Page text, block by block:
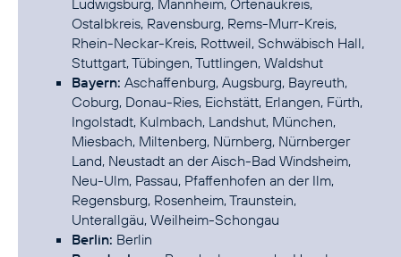
Ludwigsburg, Mannheim, Ortenaukreis,
Ostalbkreis, Ravensburg, Rems-Murr-Kreis,
Rhein-Neckar-Kreis, Rottweil, Schwäbisch Hall,
Stuttgart, Tübingen, Tuttlingen, Waldshut
Bayern: Aschaffenburg, Augsburg, Bayreuth,
Coburg, Donau-Ries, Eichstätt, Erlangen, Fürth,
Ingolstadt, Kulmbach, Landshut, München,
Miesbach, Miltenberg, Nürnberg, Nürnberger
Land, Neustadt an der Aisch-Bad Windsheim,
Neu-Ulm, Passau, Pfaffenhofen an der Ilm,
Regensburg, Rosenheim, Traunstein,
Unterallgäu, Weilheim-Schongau
Berlin: Berlin